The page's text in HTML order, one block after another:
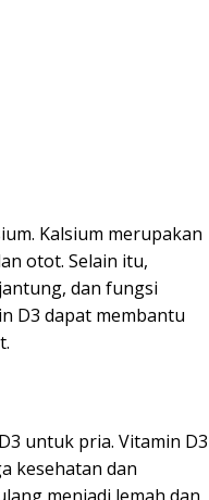
Kalsium merupakan
otot. Selain itu,
dan fungsi
D3 dapat membantu
untuk pria. Vitamin D3
kesehatan dan